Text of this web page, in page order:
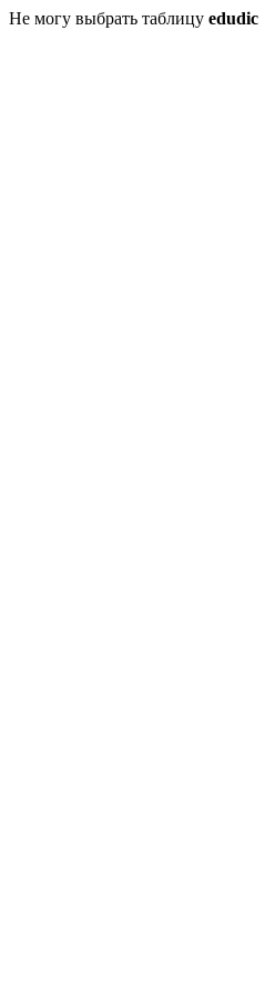
Не могу выбрать таблицу edudic